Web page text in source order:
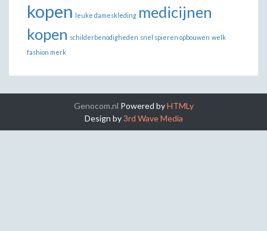
kopen leuke dameskleding medicijnen
kopen schilderbenodigheden snel spieren opbouwen welk
fashion merk
Genocom.nl Powered byHTMLy
Design by3rd Wave Media